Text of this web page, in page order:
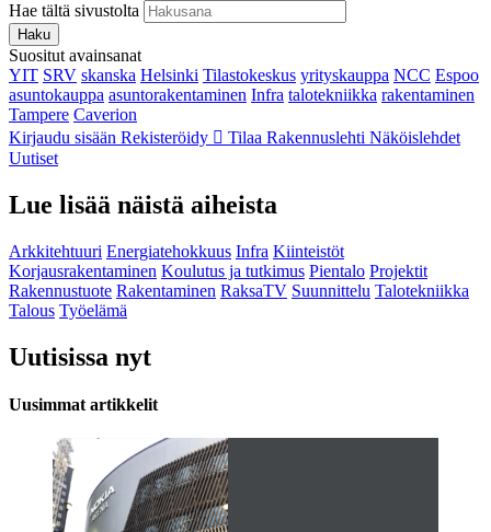
Hae tältä sivustolta
Haku
Suositut avainsanat
YIT SRV skanska Helsinki Tilastokeskus yrityskauppa NCC Espoo
asuntokauppa asuntorakentaminen Infra talotekniikka rakentaminen
Tampere Caverion
Kirjaudu sisään Rekisteröidy Tilaa Rakennuslehti Näköislehdet
Uutiset
Lue lisää näistä aiheista
Arkkitehtuuri Energiatehokkuus Infra Kiinteistöt
Korjausrakentaminen Koulutus ja tutkimus Pientalo Projektit
Rakennustuote Rakentaminen RaksaTV Suunnittelu Talotekniikka
Talous Työelämä
Uutisissa nyt
Uusimmat artikkelit